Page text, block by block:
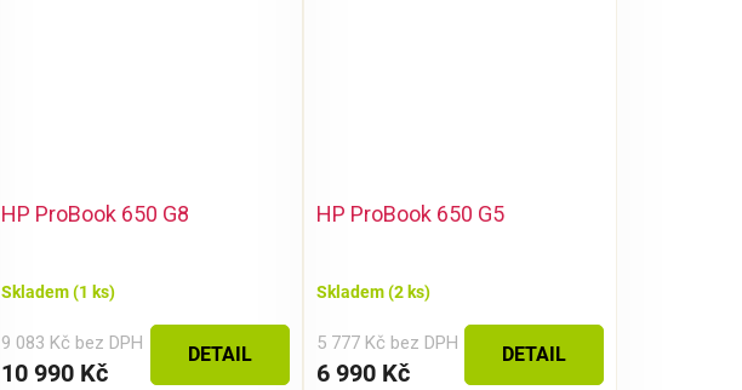
HP ProBook 650 G8
Skladem(1 ks)
9 083 Kč bez DPH
10 990 Kč
DETAIL
HP ProBook 650 G5
Skladem(2 ks)
5 777 Kč bez DPH
6 990 Kč
DETAIL